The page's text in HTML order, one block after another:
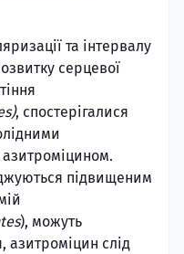
та інтервалу
серцевої
, спостерігалися
азитроміцином.
підвищеним
), можуть
азитроміцин слід